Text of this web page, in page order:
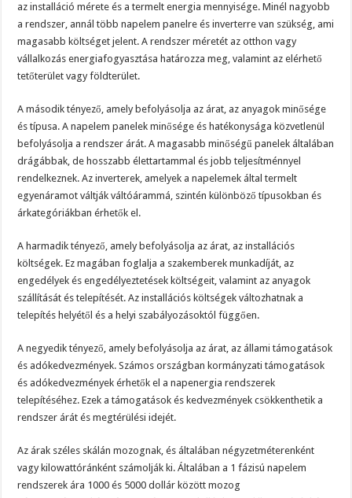
az installáció mérete és a termelt energia mennyisége. Minél nagyobb
a rendszer, annál több napelem panelre és inverterre van szükség, ami
magasabb költséget jelent. A rendszer méretét az otthon vagy
vállalkozás energiafogyasztása határozza meg, valamint az elérhető
tetőterület vagy földterület.
A második tényező, amely befolyásolja az árat, az anyagok minősége
és típusa. A napelem panelek minősége és hatékonysága közvetlenül
befolyásolja a rendszer árát. A magasabb minőségű panelek általában
drágábbak, de hosszabb élettartammal és jobb teljesítménnyel
rendelkeznek. Az inverterek, amelyek a napelemek által termelt
egyenáramot váltják váltóárammá, szintén különböző típusokban és
árkategóriákban érhetők el.
A harmadik tényező, amely befolyásolja az árat, az installációs
költségek. Ez magában foglalja a szakemberek munkadíját, az
engedélyek és engedélyeztetések költségeit, valamint az anyagok
szállítását és telepítését. Az installációs költségek változhatnak a
telepítés helyétől és a helyi szabályozásoktól függően.
A negyedik tényező, amely befolyásolja az árat, az állami támogatások
és adókedvezmények. Számos országban kormányzati támogatások
és adókedvezmények érhetők el a napenergia rendszerek
telepítéséhez. Ezek a támogatások és kedvezmények csökkenthetik a
rendszer árát és megtérülési idejét.
Az árak széles skálán mozognak, és általában négyzetméterenként
vagy kilowattóránként számolják ki. Általában a 1 fázisú napelem
rendszerek ára 1000 és 5000 dollár között mozog